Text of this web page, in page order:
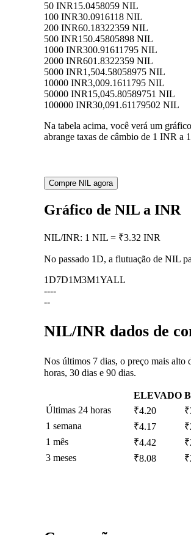
50 INR15.0458059 NIL
100 INR30.0916118 NIL
200 INR60.18322359 NIL
500 INR150.45805898 NIL
1000 INR300.91611795 NIL
2000 INR601.8322359 NIL
5000 INR1,504.58058975 NIL
10000 INR3,009.1611795 NIL
50000 INR15,045.80589751 NIL
100000 INR30,091.61179502 NIL
Na tabela acima, você verá um
abrange taxas de câmbio de 1 INR a
Compre NIL agora
Gráfico de NIL a INR
NIL/INR: 1 NIL = ₹3.32 INR
No passado 1D, a flutuação de NIL
1D7D1M3M1YALL
----
--
NIL/INR dados de
Nos últimos 7 dias, o preço mais
horas, 30 dias e 90 dias.
ELEVADO
Últimas 24 horas
₹4.20
1 semana
₹4.17
1 mês
₹4.42
3 meses
₹8.08